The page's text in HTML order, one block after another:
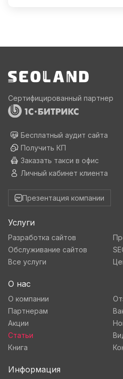
Сертифицированный партнер
Бесплатный аудит сайта
Получить КП
Заказать такси в офис
Личный кабинет клиента
Презентация компании
Услуги
Разработка сайтов
Обслуживание сайтов
Все услуги
О нас
О компании
Партнерам
Акции
Статьи
Книга
Информация